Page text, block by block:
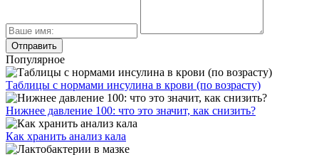
Популярное
Таблицы с нормами инсулина в крови (по возрасту)
Нижнее давление 100: что это значит, как снизить?
Как хранить анализ кала